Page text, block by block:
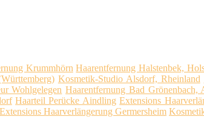
Krummhörn Haarentfernung Halstenbek,
Kosmetik-Studio Alsdorf, Rheinland
Wohlgelegen Haarentfernung Bad Grönenbach,
Haarteil Perücke Aindling Extensions
Extensions Haarverlängerung Germersheim